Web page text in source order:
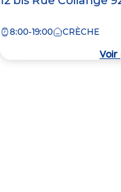
la8:00-19:00 CRÈCHE
Voir